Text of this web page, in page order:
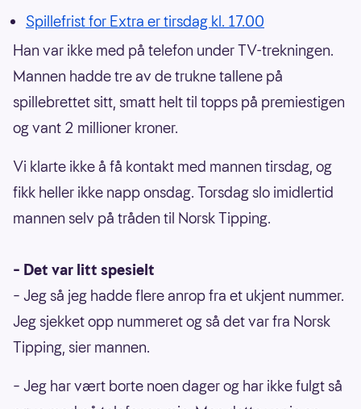
Spillefrist for Extra er tirsdag kl. 17.00
Han var ikke med på telefon under TV-trekningen.
Mannen hadde tre av de trukne tallene på
spillebrettet sitt, smatt helt til topps på premiestigen
og vant 2 millioner kroner.
Vi klarte ikke å få kontakt med mannen tirsdag, og
fikk heller ikke napp onsdag. Torsdag slo imidlertid
mannen selv på tråden til Norsk Tipping.
– Det var litt spesielt
– Jeg så jeg hadde flere anrop fra et ukjent nummer.
Jeg sjekket opp nummeret og så det var fra Norsk
Tipping, sier mannen.
– Jeg har vært borte noen dager og har ikke fulgt så